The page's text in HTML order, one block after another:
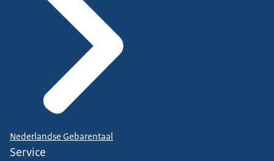
Nederlandse Gebarentaal
Service